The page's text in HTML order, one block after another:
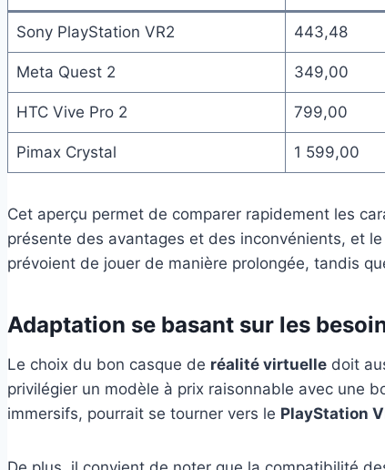
Sony PlayStation VR2 443,48
Meta Quest 2 349,00
HTC Vive Pro 2 799,00
Pimax Crystal 1 599,00
Cet aperçu permet de comparer rapidement les
présente des avantages et des inconvénients, et
prévoient de jouer de manière prolongée, tandis
Adaptation se basant sur les
Le choix du bon casque de réalité virtuelle doit
privilégier un modèle à prix raisonnable avec une
immersifs, pourrait se tourner vers le PlayStation